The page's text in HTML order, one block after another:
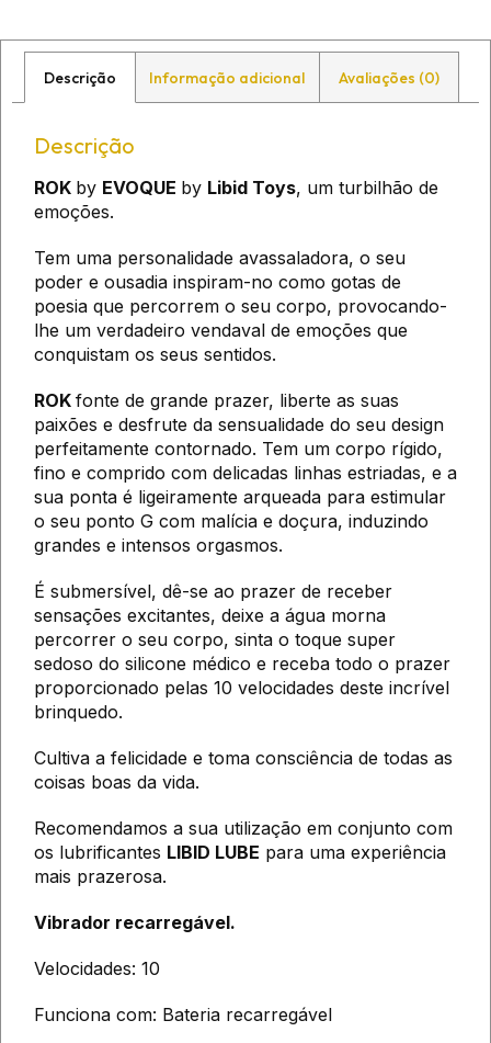
Descrição Informação adicional Avaliações (0)
Descrição
ROK by EVOQUE by Libid Toys, um turbilhão de
emoções.
Tem uma personalidade avassaladora, o seu
poder e ousadia inspiram-no como gotas de
poesia que percorrem o seu corpo, provocando-
lhe um verdadeiro vendaval de emoções que
conquistam os seus sentidos.
ROK fonte de grande prazer, liberte as suas
paixões e desfrute da sensualidade do seu design
perfeitamente contornado. Tem um corpo rígido,
fino e comprido com delicadas linhas estriadas, e a
sua ponta é ligeiramente arqueada para estimular
o seu ponto G com malícia e doçura, induzindo
grandes e intensos orgasmos.
É submersível, dê-se ao prazer de receber
sensações excitantes, deixe a água morna
percorrer o seu corpo, sinta o toque super
sedoso do silicone médico e receba todo o prazer
proporcionado pelas 10 velocidades deste incrível
brinquedo.
Cultiva a felicidade e toma consciência de todas as
coisas boas da vida.
Recomendamos a sua utilização em conjunto com
os lubrificantes LIBID LUBE para uma experiência
mais prazerosa.
Vibrador recarregável.
Velocidades: 10
Funciona com: Bateria recarregável